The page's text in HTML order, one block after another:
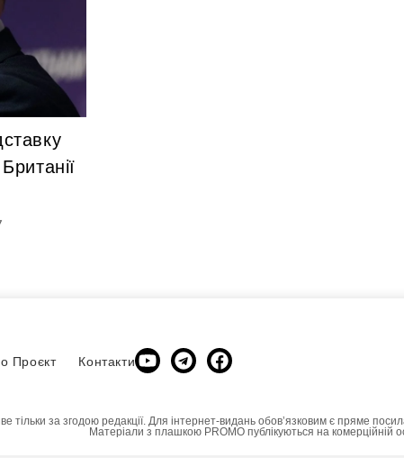
Проєкт Контакти
тільки за згодою редакції. Для інтернет-видань обовʼязковим є пряме
Матеріали з плашкою PROMO публікуються на комерційній